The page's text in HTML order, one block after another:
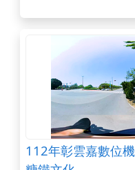
112年彰雲嘉數位